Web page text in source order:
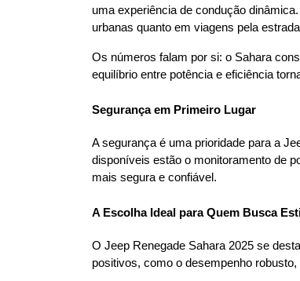
uma experiência de condução
urbanas quanto em viagens pela
Os números falam por si: o Sahara
equilíbrio entre potência e eficiência
Segurança em Primeiro Lugar
A segurança é uma prioridade para a
disponíveis estão o monitoramento de
mais segura e confiável.
A Escolha Ideal para Quem Busca
O Jeep Renegade Sahara 2025 se
positivos, como o desempenho